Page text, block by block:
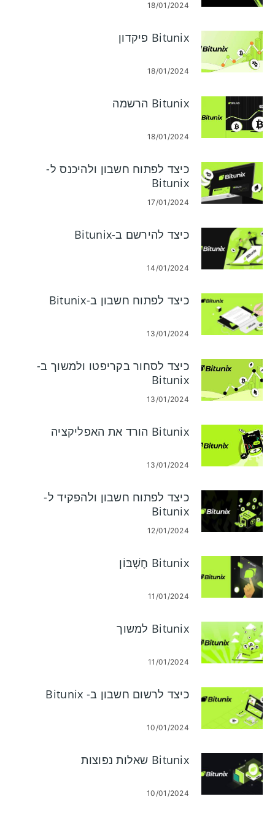
18/01/2024
Bitunix פיקדון
18/01/2024
Bitunix הרשמה
18/01/2024
כיצד לפתוח חשבון ולהיכנס ל-
Bitunix
17/01/2024
כיצד להירשם ב-Bitunix
14/01/2024
כיצד לפתוח חשבון ב-Bitunix
13/01/2024
כיצד לסחור בקריפטו ולמשוך ב-
Bitunix
13/01/2024
Bitunix הורד את האפליקציה
13/01/2024
כיצד לפתוח חשבון ולהפקיד ל-
Bitunix
12/01/2024
Bitunix חֶשְׁבּוֹן
11/01/2024
Bitunix למשוך
11/01/2024
כיצד לרשום חשבון ב- Bitunix
10/01/2024
Bitunix שאלות נפוצות
10/01/2024